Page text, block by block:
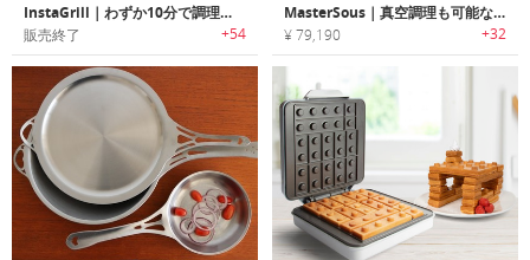
InstaGrill｜わずか10分で調理可能なコンパクトBBQグリル「インスタグリル」
販売終了 +54
MasterSous｜真空調理も可能な8-in-1スマートクッカー「マスタースー」
¥ 79,190 +32